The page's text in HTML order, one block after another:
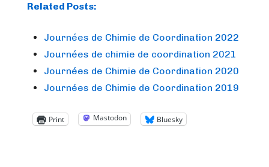
Related Posts:
Journées de Chimie de Coordination 2022
Journées de chimie de coordination 2021
Journées de Chimie de Coordination 2020
Journées de Chimie de Coordination 2019
Print Mastodon Bluesky